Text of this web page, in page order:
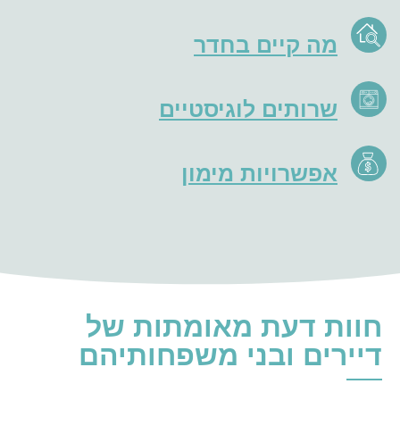
מה קיים בחדר
שרותים לוגיסטיים
אפשרויות מימון
חוות דעת מאומתות של
דיירים ובני משפחותיהם